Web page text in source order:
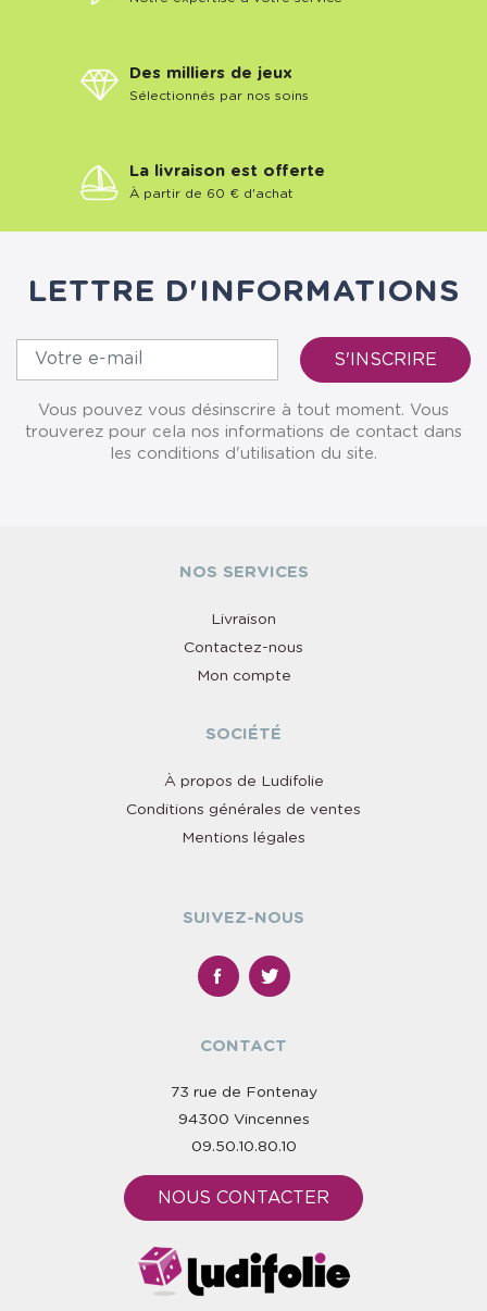
Des milliers de jeux
Sélectionnés par nos soins
La livraison est offerte
À partir de 60 € d'achat
LETTRE D'INFORMATIONS
Vous pouvez vous désinscrire à tout moment. Vous
trouverez pour cela nos informations de contact dans
les conditions d'utilisation du site.
NOS SERVICES
Livraison
Contactez-nous
Mon compte
SOCIÉTÉ
À propos de Ludifolie
Conditions générales de ventes
Mentions légales
SUIVEZ-NOUS
CONTACT
73 rue de Fontenay
94300 Vincennes
09.50.10.80.10
NOUS CONTACTER